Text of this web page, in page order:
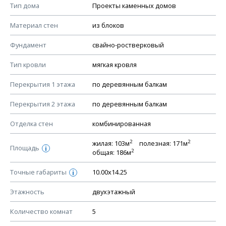
Тип дома Проекты каменных домов
Материал стен из блоков
Фундамент свайно-ростверковый
Тип кровли мягкая кровля
Перекрытия 1 этажа по деревянным балкам
Перекрытия 2 этажа по деревянным балкам
Отделка стен комбинированная
Площадь i
жилая: 103м2 полезная: 171м2
общая: 186м2
Точные габариты i 10.00х14.25
Этажность двухэтажный
Количество комнат 5
Смотрите советы по выбору материала в нашем
КОНСТРУКТИВНЫЕ РЕШЕНИЯ (КР)
Ведомость рабочих чертежей основного комплекта КР
План фундамента
Устройство фундамента, спецификация материалов
Планы перекрытий этажей, спецификация элементов
Устройство перекрытий
Устройство стен
Спецификация материалов стен
Схема расположения лаг чердака (если есть)
Схема расположения элементов стропил
Спецификация элементов стропил
Устройство стропильной системы
Узлы устройства кровли